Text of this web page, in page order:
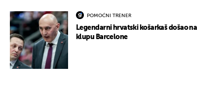
POMOĆNI TRENER
Legendarni hrvatski košarkaš došao na
klupu Barcelone